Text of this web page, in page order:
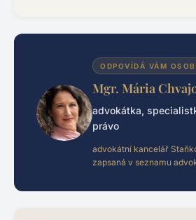
ODPOVÍDÁ VÁM
Mgr. Mária
advokátka,
právo
advokátní kancelář
zapsaná v seznamu